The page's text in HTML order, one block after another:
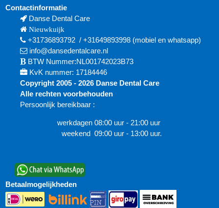
Contactinformatie
Danse Dental Care
Nieuwkuijk
+31736893792 /+31649893998 (mobiel enwhatsapp)
info@dansedentalcare.nl
BTW Nummer:NL001742023B73
KvK nummer: 17184446
Copyright 2005 - 2026 Danse Dental Care
Alle rechten voorbehouden
Persoonlijk bereikbaar :
werkdagen 08:00 uur - 21:00 uur
weekend 09:00 uur - 13:00 uur.
Betaalmogelijkheden